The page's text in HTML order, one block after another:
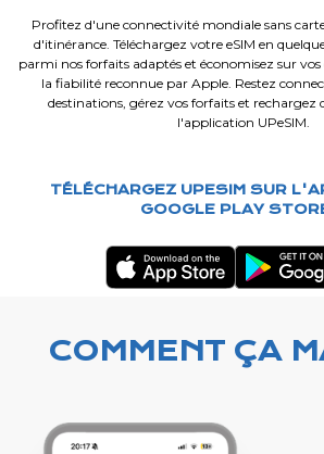
Profitez d'une connectivité mondiale sans
d'itinérance. Téléchargez votre eSIM en
parmi nos forfaits adaptés et économisez sur
la fiabilité reconnue par Apple. Restez
destinations, gérez vos forfaits et rechargez
l'application UPeSIM.
TÉLÉCHARGEZ UPESIM SUR
GOOGLE PLAY
COMMENT ÇA